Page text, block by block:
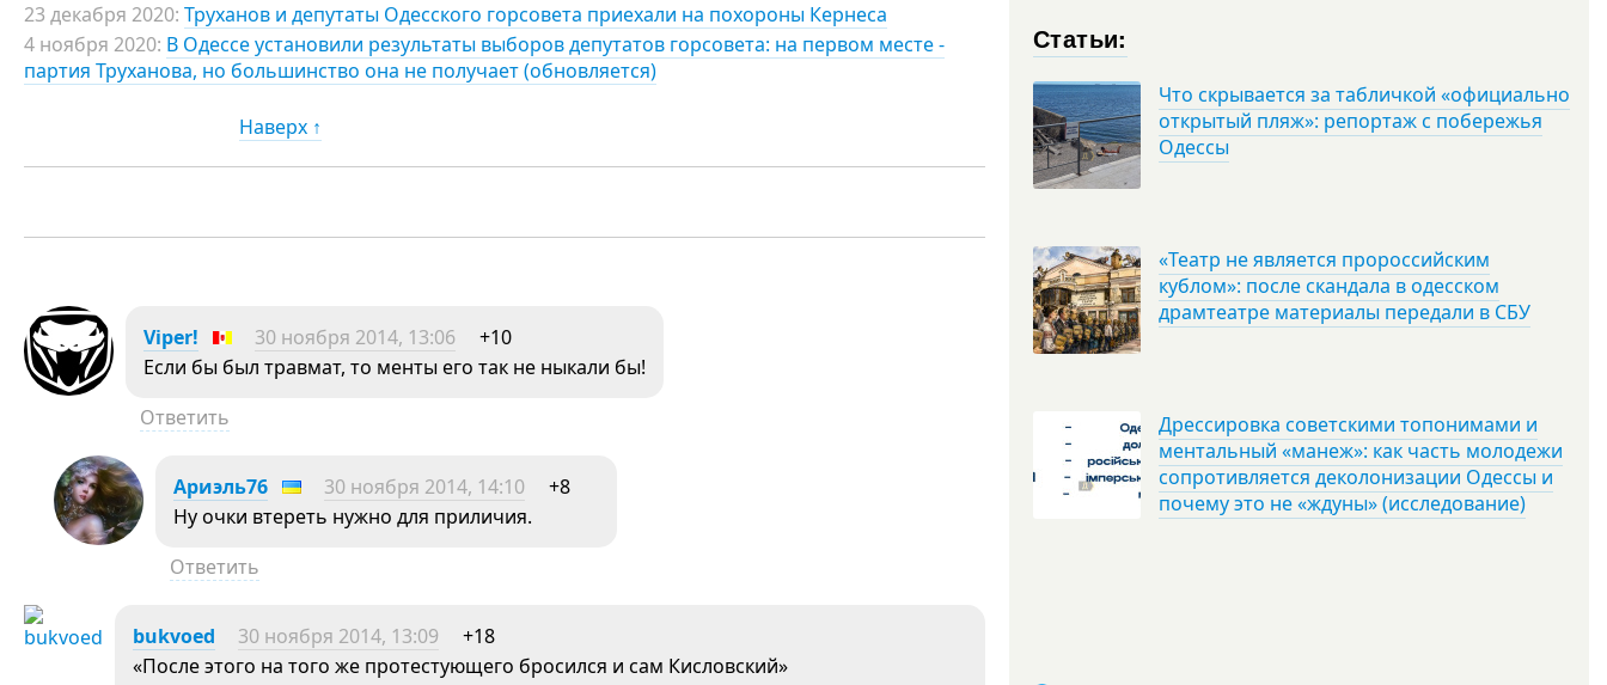
23 декабря 2020: Труханов и депутаты Одесского горсовета приехали на похороны Кернеса
4 ноября 2020: В Одессе установили результаты выборов депутатов горсовета: на первом месте -
партия Труханова, но большинство она не получает (обновляется)
Наверх ↑
Viper! 30 ноября 2014, 13:06
+10
Если бы был травмат, то менты его так не ныкали бы!
Ответить
Ариэль76 30 ноября 2014, 14:10
+8
Ну очки втереть нужно для приличия.
Ответить
bukvoed 30 ноября 2014, 13:09
+18
«После этого на того же протестующего бросился и сам Кисловский»
Статьи:
Что скрывается за табличкой «официально
открытый пляж»: репортаж с побережья
Одессы
«Театр не является пророссийским
кублом»: после скандала в одесском
драмтеатре материалы передали в СБУ
Дрессировка советскими топонимами и
ментальный «манеж»: как часть молодежи
сопротивляется деколонизации Одессы и
почему это не «ждуны» (исследование)